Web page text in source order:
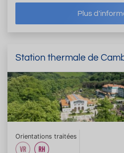
Plus
Station thermale de
Orientations traitées